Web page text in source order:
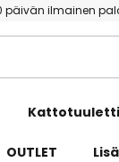
päivän ilmainen
OUTLET